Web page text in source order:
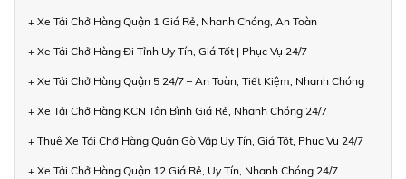
+ Xe Tải Chở Hàng Quận 1 Giá Rẻ, Nhanh Chóng, An Toàn
+ Xe Tải Chở Hàng Đi Tỉnh Uy Tín, Giá Tốt | Phục Vụ 24/7
+ Xe Tải Chở Hàng Quận 5 24/7 – An Toàn, Tiết Kiệm, Nhanh Chóng
+ Xe Tải Chở Hàng KCN Tân Bình Giá Rẻ, Nhanh Chóng 24/7
+ Thuê Xe Tải Chở Hàng Quận Gò Vấp Uy Tín, Giá Tốt, Phục Vụ 24/7
+ Xe Tải Chở Hàng Quận 12 Giá Rẻ, Uy Tín, Nhanh Chóng 24/7